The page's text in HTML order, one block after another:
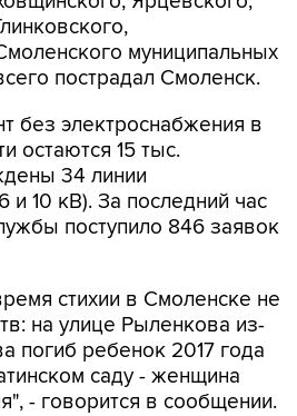
муниципальных
пострадал Смоленск.
без электроснабжения в
остаются 15 тыс.
34 линии
и 10 кВ). За последний час
поступило 846 заявок
стихии в Смоленске не
на улице Рыленкова из-
погиб ребенок 2017 года
саду - женщина
- говорится в сообщении.